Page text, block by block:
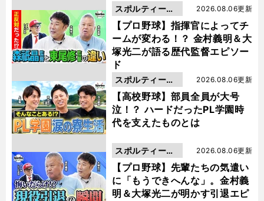
【プロ野球】指揮官によってチ
ームが変わる！？ 金村義明＆大
塚光二が語る歴代監督エピソー
ド
2026.08.06更新
スポルティーバ
動画
【高校野球】部員全員が大号
泣！？ ハードだったPL学園時
代を支えたものとは
2026.08.06更新
スポルティーバ
動画
【プロ野球】先輩たちの気遣い
に「もうできへんな」。金村義
明＆大塚光二が明かす引退エピ
2026.08.06更新
スポルティーバ
動画